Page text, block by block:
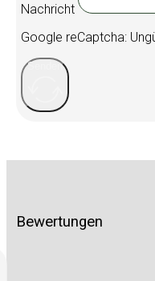
Nachricht
Google reCaptcha:
Senden
Bewertungen